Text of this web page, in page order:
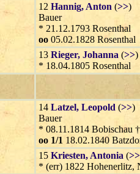
12 Hannig, Anton (>>)
Bauer
* 21.12.1793 Rosenthal
oo 05.02.1828 Rosenthal
13 Rieger, Johanna (>>)
* 18.04.1805 Rosenthal
14 Latzel, Leopold (>>)
Bauer
* 08.11.1814 Bobischau
oo 1/1 18.02.1840
15 Kriesten, Antonia (>>
* (err) 1822 Hohenerlitz,